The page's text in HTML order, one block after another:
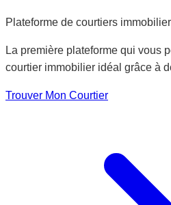
Plateforme de courtiers
La première plateforme qui vous
courtier immobilier idéal grâce à
Trouver Mon Courtier